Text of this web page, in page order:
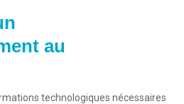
au
technologiques nécessaires